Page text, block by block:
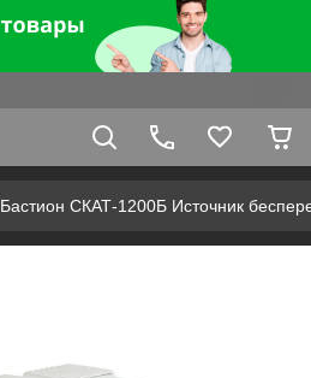
Бастион СКАТ-1200Б Источник